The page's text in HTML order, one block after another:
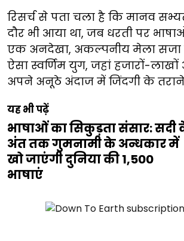
रिसर्च से पता चला है कि मानव
दौर भी आया था, जब धरती पर
एक अनदेखा, अकल्पनीय मेला सजा
ऐसा स्वर्णिम युग, जहां हजारों-
अपने अनूठे अंदाज में जिंदगी के तराने
यह भी पढ़ें
भाषाओं का सिकुड़ता संसार: सदी
अंत तक गुमनामी के अन्धकार में
खो जाएंगी दुनिया की 1,500
भाषाएं